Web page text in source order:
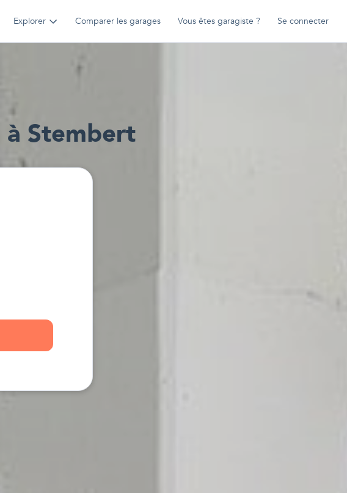
Explorer Comparer les garages Vous êtes garagiste ? Se connecter
à Stembert